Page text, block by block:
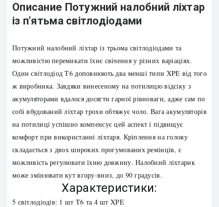
Описание Потужний налобний ліхтар
із п'ятьма світлодіодами
Потужний налобний ліхтар із трьома світлодіодами та
можливістю перемикати їхнє свічення у різних варіаціях.
Один світлодіод T6 доповнюють два менші типи XPE від того
ж виробника. Завдяки винесеному на потилицю відсіку з
акумуляторами вдалося досягти гарної рівноваги, адже сам по
собі вбудований ліхтар трохи обтяжує чоло. Вага акумуляторів
на потилиці успішно компенсує цей аспект і підвищує
комфорт при використанні ліхтаря. Кріплення на голову
складається з двох широких прогумованих ремінців, є
можливість регулювати їхню довжину. Налобний ліхтарик
може змінювати кут вгору-вниз, до 90 градусів.
Характеристики:
5 світлодіодів: 1 шт T6 та 4 шт XPE